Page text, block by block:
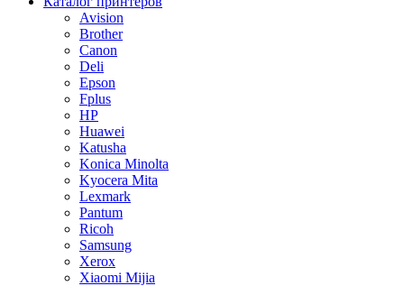
Avision
Brother
Canon
Deli
Epson
Fplus
HP
Huawei
Katusha
Konica Minolta
Kyocera Mita
Lexmark
Pantum
Ricoh
Samsung
Xerox
Xiaomi Mijia